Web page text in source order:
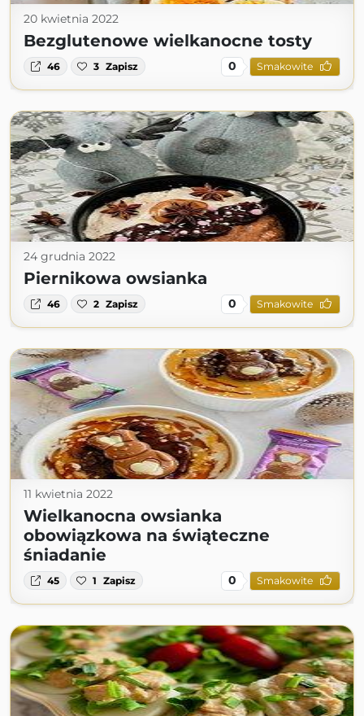
20 kwietnia 2022
Bezglutenowe wielkanocne tosty
46 3 Zapisz 0 Smakowite
24 grudnia 2022
Piernikowa owsianka
46 2 Zapisz 0 Smakowite
11 kwietnia 2022
Wielkanocna owsianka
obowiązkowa na świąteczne
śniadanie
45 1 Zapisz 0 Smakowite